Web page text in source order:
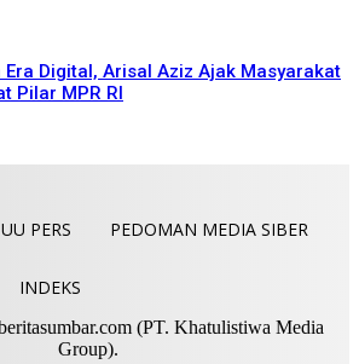
Digital, Arisal Aziz Ajak Masyarakat
Pilar MPR RI
UU PERS PEDOMAN MEDIA SIBER
INDEKS
(PT. Khatulistiwa Media
Group).